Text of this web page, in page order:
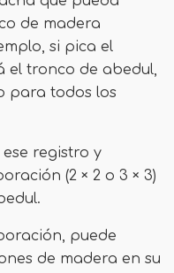
de madera
si pica el
el tronco de abedul,
para todos los
registro y
(2 × 2 o 3 × 3)
puede
de madera en su